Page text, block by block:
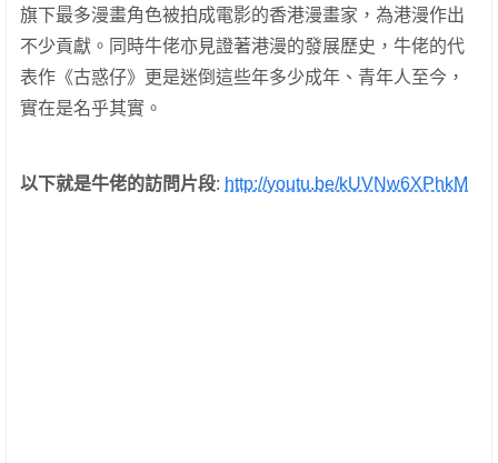
旗下最多漫畫角色被拍成電影的香港漫畫家，為港漫作出
不少貢獻。同時牛佬亦見證著港漫的發展歷史，牛佬的代
表作《古惑仔》更是迷倒這些年多少成年、青年人至今，
實在是名乎其實。
以下就是牛佬的訪問片段: http://youtu.be/kUVNw6XPhkM